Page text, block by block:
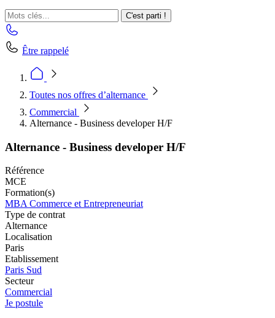
C'est parti !
Être rappelé
Toutes nos offres d’alternance
Commercial
Alternance - Business developer H/F
Alternance - Business developer H/F
Référence
MCE
Formation(s)
MBA Commerce et Entrepreneuriat
Type de contrat
Alternance
Localisation
Paris
Etablissement
Paris Sud
Secteur
Commercial
Je postule